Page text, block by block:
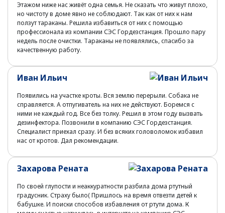
Этажом ниже нас живёт одна семья. Не сказать что живут плохо,
но чистоту в доме явно не соблюдают. Так как от них к нам
ползут тараканы. Решила избавиться от них с помощью
профессионала из компании СЭС Гордезстанция. Прошло пару
недель после очистки. Тараканы не появлялись, спасибо за
качественную работу.
Иван Ильич
Появились на участке кроты. Вся землю перерыли. Собака не
справляется. А отпугиватель на них не действуют. Боремся с
ними не каждый год. Все без толку. Решил в этом году вызвать
дезинфектора. Позвонили в компанию СЭС Гордезстанция.
Специалист приехал сразу. И без всяких головоломок избавил
нас от кротов. Дал рекомендации.
Захарова Рената
По своей глупости и неаккуратности разбила дома ртутный
градусник. Страху было( Пришлось на время отвезти детей к
бабушке. И поиски способов избавления от ртути дома. К